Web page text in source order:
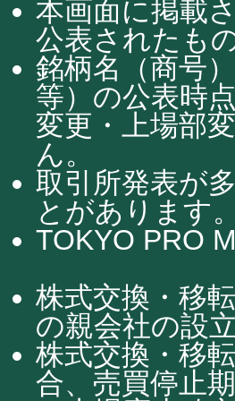
本画面に掲載
公表されたも
銘柄名（商号
等）の公表時
変更・上場部
ん。
取引所発表が
とがあります。
TOKYO PRO
株式交換・移
の親会社の設
株式交換・移
合、売買停止